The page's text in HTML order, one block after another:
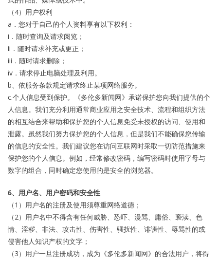
（4）用户权利
a．您对于自己的个人资料享有以下权利：
i．随时查询及请求阅览；
ii．随时请求补充或更正；
iii．随时请求删除；
iv．请求停止电脑处理及利用。
b、依服务条款规定请求终止某项网络服务。
c.个人信息受到保护。《多伦多新闻网》承诺保护您向我们提供的个
人信息。我们充分利用通常商业应用之安全技术、流程和组织方法
的相互结合来帮助和保护您的个人信息免受未授权的访问、使用和
泄露。虽然我们努力保护您的个人信息，但是我们不能确保您传输
的信息的安全性。我们建议您在访问互联网时采取一切防范措施来
保护您的个人信息。例如，经常修改密码，编写密码时使用字母与
数字的组合，同时确定您使用的是安全的浏览器。
6、用户名、用户密码和安全性
（1）用户名的注册及使用须尊重网络道德；
（2）用户名中不得含有任何威胁、恐吓、漫骂、庸俗、亵渎、色
情、淫秽、非法、攻击性、伤害性、骚扰性、诽谤性、辱骂性的或
侵害他人知识产权的文字；
（3）用户一旦注册成功，成为《多伦多新闻网》的合法用户，将得